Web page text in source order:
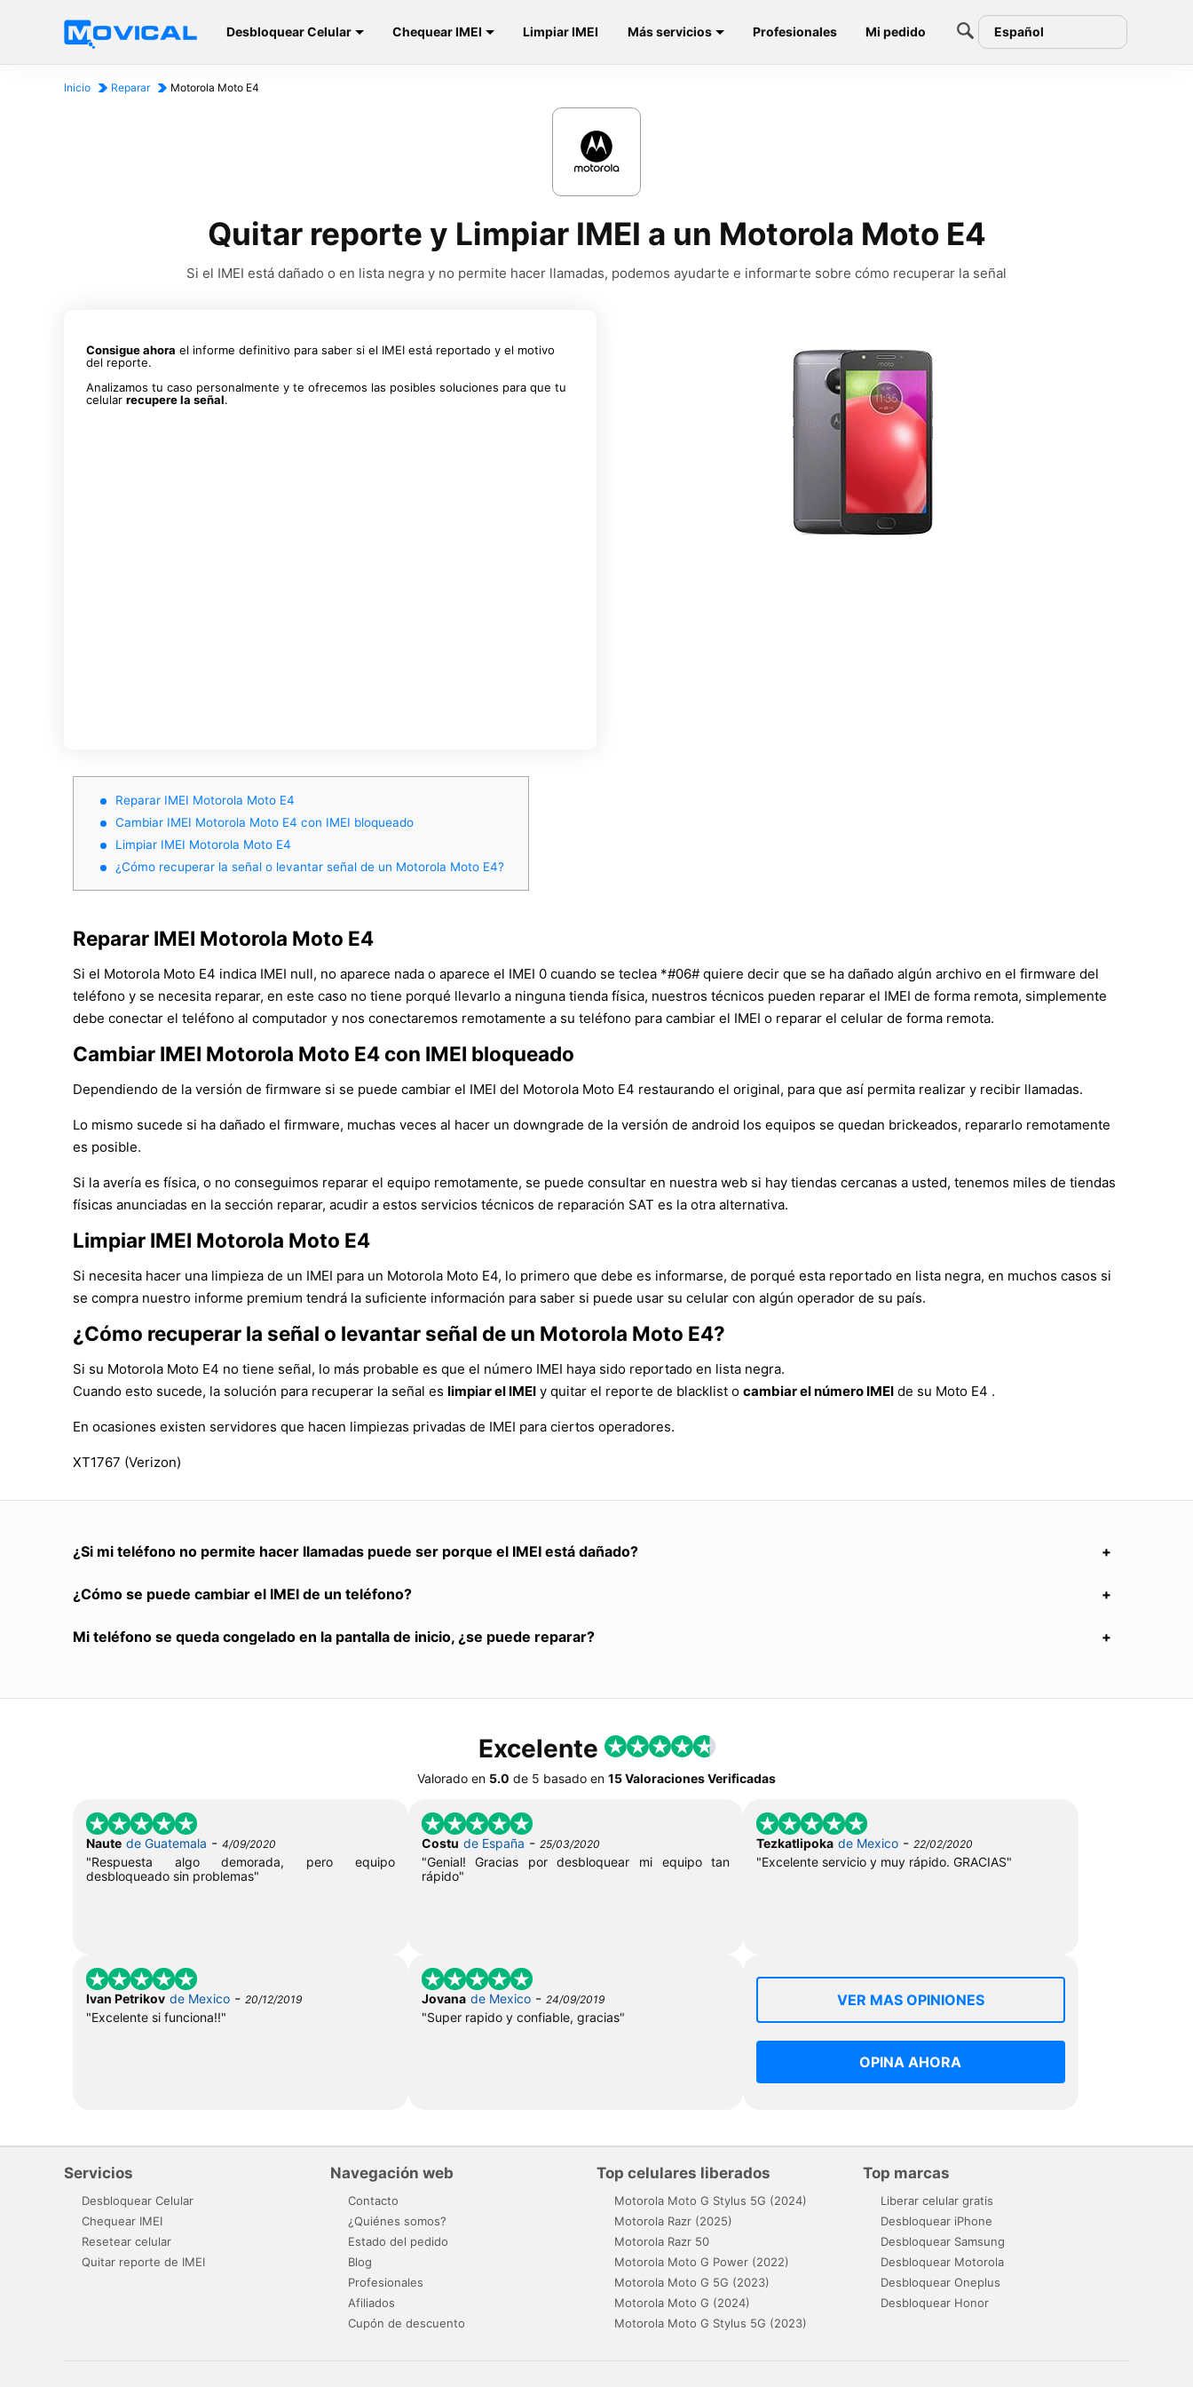
Desbloquear Celular Chequear IMEI Limpiar IMEI Más servicios Profesionales Mi pedido Español
Inicio Reparar Motorola Moto E4
Quitar reporte y Limpiar IMEI a un Motorola Moto E4
Si el IMEI está dañado o en lista negra y no permite hacer llamadas, podemos ayudarte e informarte sobre cómo recuperar la señal
Consigue ahora el informe definitivo para saber si el IMEI está reportado y el motivo
del reporte.
Analizamos tu caso personalmente y te ofrecemos las posibles soluciones para que tu
celular recupere la señal.
Reparar IMEI Motorola Moto E4
Cambiar IMEI Motorola Moto E4 con IMEI bloqueado
Limpiar IMEI Motorola Moto E4
¿Cómo recuperar la señal o levantar señal de un Motorola Moto E4?
Reparar IMEI Motorola Moto E4
Si el Motorola Moto E4 indica IMEI null, no aparece nada o aparece el IMEI 0 cuando se teclea *#06# quiere decir que se ha dañado algún archivo en el firmware del
teléfono y se necesita reparar, en este caso no tiene porqué llevarlo a ninguna tienda física, nuestros técnicos pueden reparar el IMEI de forma remota, simplemente
debe conectar el teléfono al computador y nos conectaremos remotamente a su teléfono para cambiar el IMEI o reparar el celular de forma remota.
Cambiar IMEI Motorola Moto E4 con IMEI bloqueado
Dependiendo de la versión de firmware si se puede cambiar el IMEI del Motorola Moto E4 restaurando el original, para que así permita realizar y recibir llamadas.
Lo mismo sucede si ha dañado el firmware, muchas veces al hacer un downgrade de la versión de android los equipos se quedan brickeados, repararlo remotamente
es posible.
Si la avería es física, o no conseguimos reparar el equipo remotamente, se puede consultar en nuestra web si hay tiendas cercanas a usted, tenemos miles de tiendas
físicas anunciadas en la sección reparar, acudir a estos servicios técnicos de reparación SAT es la otra alternativa.
Limpiar IMEI Motorola Moto E4
Si necesita hacer una limpieza de un IMEI para un Motorola Moto E4, lo primero que debe es informarse, de porqué esta reportado en lista negra, en muchos casos si
se compra nuestro informe premium tendrá la suficiente información para saber si puede usar su celular con algún operador de su país.
¿Cómo recuperar la señal o levantar señal de un Motorola Moto E4?
Si su Motorola Moto E4 no tiene señal, lo más probable es que el número IMEI haya sido reportado en lista negra.
Cuando esto sucede, la solución para recuperar la señal es limpiar el IMEI y quitar el reporte de blacklist o cambiar el número IMEI de su Moto E4 .
En ocasiones existen servidores que hacen limpiezas privadas de IMEI para ciertos operadores.
XT1767 (Verizon)
¿Si mi teléfono no permite hacer llamadas puede ser porque el IMEI está dañado?
¿Cómo se puede cambiar el IMEI de un teléfono?
Mi teléfono se queda congelado en la pantalla de inicio, ¿se puede reparar?
Excelente
Valorado en 5.0 de 5 basado en 15 Valoraciones Verificadas
Naute de Guatemala - 4/09/2020
"Respuesta algo demorada, pero equipo
desbloqueado sin problemas"
Costu de España - 25/03/2020
"Genial! Gracias por desbloquear mi equipo tan
rápido"
Tezkatlipoka de Mexico - 22/02/2020
"Excelente servicio y muy rápido. GRACIAS"
Ivan Petrikov de Mexico - 20/12/2019
"Excelente si funciona!!"
Jovana de Mexico- 24/09/2019
"Super rapido y confiable, gracias"
VER MAS OPINIONES
OPINA AHORA
Servicios
Desbloquear Celular
Chequear IMEI
Resetear celular
Quitar reporte de IMEI
Navegación web
Contacto
¿Quiénes somos?
Estado del pedido
Blog
Profesionales
Afiliados
Cupón de descuento
Top celulares liberados
Motorola Moto G Stylus 5G (2024)
Motorola Razr (2025)
Motorola Razr 50
Motorola Moto G Power (2022)
Motorola Moto G 5G (2023)
Motorola Moto G (2024)
Motorola Moto G Stylus 5G (2023)
Top marcas
Liberar celular gratis
Desbloquear iPhone
Desbloquear Samsung
Desbloquear Motorola
Desbloquear Oneplus
Desbloquear Honor